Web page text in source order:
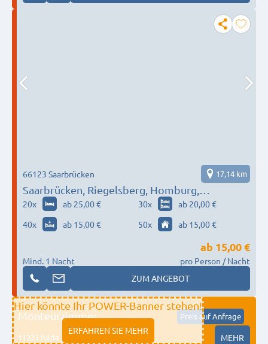
Saarbrücken, Riegelsberg, Homburg,
Neunkirchen…
66123 Saarbrücken 17,14 km
20x ab 25,00 € 30x
ab 20,00 €
40x ab 15,00 € 50x ab 15,00 €
Mind. 1 Nacht
ab 15,00 €
pro Person / Nacht
ZUM ANGEBOT
Hier könnte Ihr POWER-Banner stehen!
ERFAHREN SIE MEHR
Monteurzimmer Preis auf Anfrage
11333 fulda MEHR